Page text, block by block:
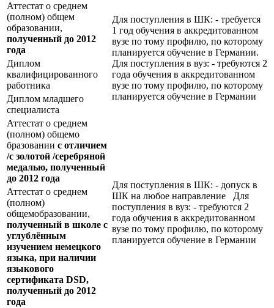
Аттестат о среднем
(полном) общем
образовании,
полученный до 2012
года
Для поступления в ШК: - требуется
1 год обучения в аккредитованном
вузе по тому профилю, по которому
планируется обучение в Германии.
Для поступления в вуз: - требуются 2
года обучения в аккредитованном
вузе по тому профилю, по которому
планируется обучение в Германии
Диплом
квалифицированного
работника
Диплом младшего
специалиста
Аттестат о среднем
(полном) общемо
бразовании с отличием
/с золотой /серебряной
медалью, полученный
до 2012 года
Для поступления в ШК: - допуск в
ШК на любое направление Для
поступления в вуз: - требуются 2
года обучения в аккредитованном
вузе по тому профилю, по которому
планируется обучение в Германии
Аттестат о среднем
(полном)
общемобразовании,
полученный в школе с
углублённым
изучением немецкого
языка, при наличии
языкового
сертификата DSD,
полученный до 2012
года